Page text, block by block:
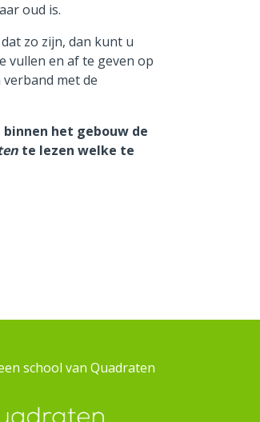
oud is.
zo zijn, dan kunt u
vullen en af te geven op
met de
het gebouw de
te lezen welke te
school van Quadraten